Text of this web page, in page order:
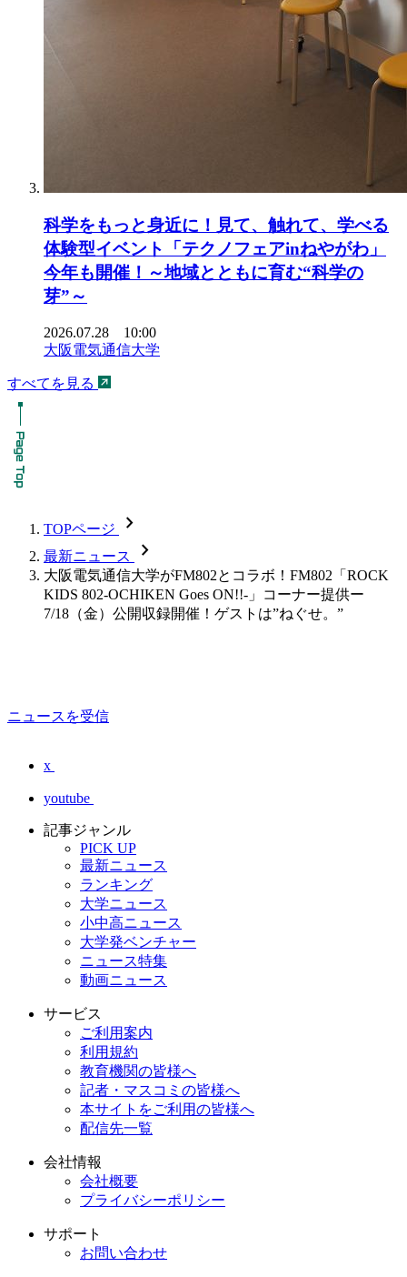
科学をもっと身近に！見て、触れて、学べる
体験型イベント「テクノフェアinねやがわ」
今年も開催！～地域とともに育む“科学の
芽”～
2026.07.28 10:00
大阪電気通信大学
すべてを見る
TOPページ chevron_forward
最新ニュース chevron_forward
大阪電気通信大学がFM802とコラボ！FM802「ROCK
KIDS 802-OCHIKEN Goes ON!!-」コーナー提供ー
7/18（金）公開収録開催！ゲストは”ねぐせ。”
ニュースを受信
x
youtube
記事ジャンル
PICK UP
最新ニュース
ランキング
大学ニュース
小中高ニュース
大学発ベンチャー
ニュース特集
動画ニュース
サービス
ご利用案内
利用規約
教育機関の皆様へ
記者・マスコミの皆様へ
本サイトをご利用の皆様へ
配信先一覧
会社情報
会社概要
プライバシーポリシー
サポート
お問い合わせ